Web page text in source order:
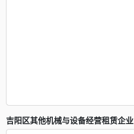
吉阳区其他机械与设备经营租赁企业